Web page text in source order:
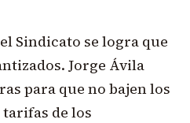
Sindicato se logra que
Jorge Ávila
para que no bajen los
de los